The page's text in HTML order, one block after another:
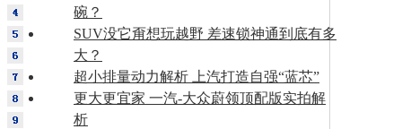
碗？
SUV没它甭想玩越野 差速锁神通到底有多
大？
超小排量动力解析 上汽打造自强“蓝芯”
更大更宜家 一汽-大众蔚领顶配版实拍解
析